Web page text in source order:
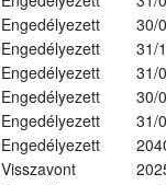
Engedélyezett
30/
Engedélyezett
31/
Engedélyezett
31/
Engedélyezett
30/
Engedélyezett
31/
Engedélyezett
Visszavont